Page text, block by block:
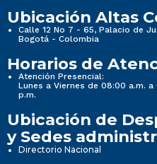
Ubicación Altas
Calle 12 No 7 - 65, Palacio de
Bogotá - Colombia
Horarios de
Atención Presencial:
Lunes a Viernes de 08:00 a.m.
p.m.
Ubicación de
y Sedes
Directorio Nacional